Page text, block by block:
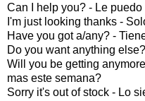
Can I help you? - Le
I'm just looking thanks -
Have you got a/any? -
Do you want anything
Will you be getting
mas este semana?
Sorry it's out of stock - Lo